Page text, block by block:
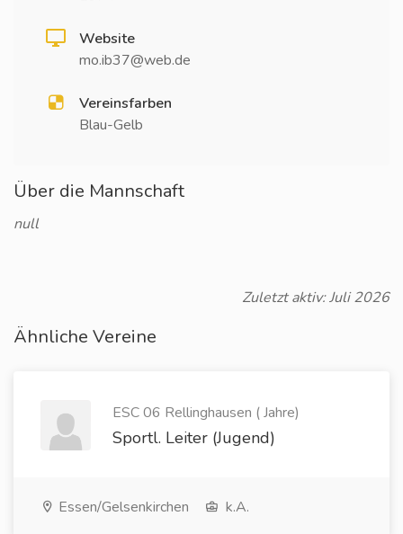
Website
mo.ib37@web.de
Vereinsfarben
Blau-Gelb
Über die Mannschaft
null
Zuletzt aktiv: Juli 2026
Ähnliche Vereine
ESC 06 Rellinghausen ( Jahre)
Sportl. Leiter (Jugend)
Essen/Gelsenkirchen k.A.